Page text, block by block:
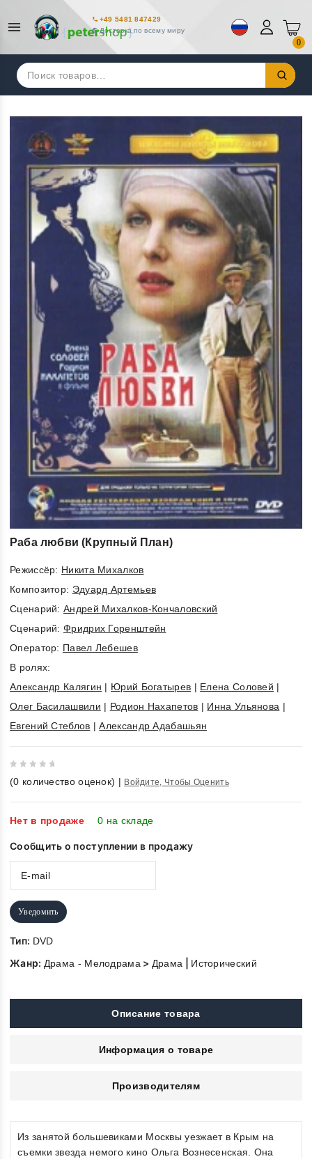
+49 5481 847429
Доставка по всему миру
0
Искать:
Раба любви (Крупный План)
Режиссёр: Никита Михалков
Композитор: Эдуард Артемьев
Cценарий: Андрей Михалков-Кончаловский
Cценарий: Фридрих Горенштейн
Оператор: Павел Лебешев
В ролях:
Александр Калягин | Юрий Богатырев | Елена Соловей |
Олег Басилашвили | Родион Нахапетов | Инна Ульянова |
Евгений Стеблов |Александр Адабашьян
out
of
5
(0 количество оценок) | Войдите, Чтобы Оценить
Нет в продаже 0 на складе
Сообщить о поступлении в продажу
Уведомить
Тип: DVD
Жанр: Драма - Мелодрама > Драма Исторический
Описание товара
Информация о товаре
Производителям
Из занятой большевиками Москвы уезжает в Крым на
съемки звезда немого кино Ольга Вознесенская. Она